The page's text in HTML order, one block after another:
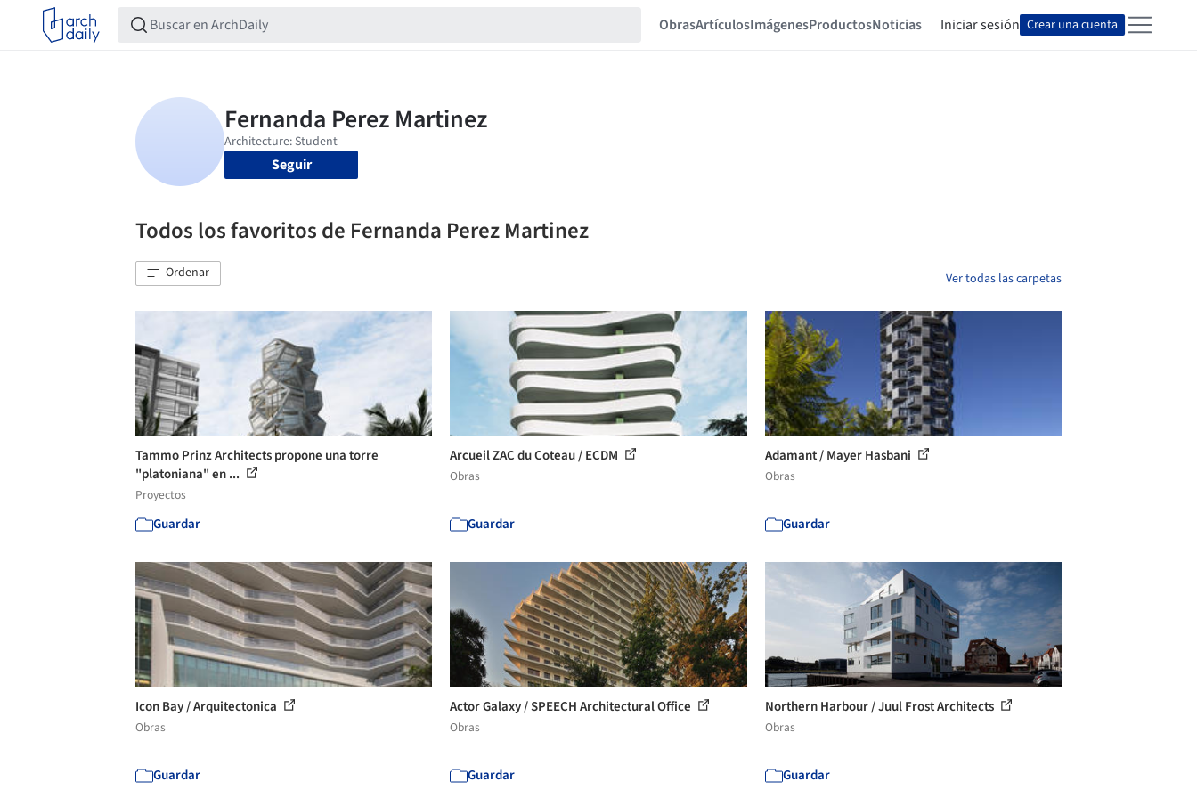
ObrasArtículosImágenesProductosNoticias Iniciar sesión Crear una cuenta
Seguir
Todos los favoritos de Fernanda Perez Martinez
Ordenar Ver todas las carpetas
Tammo Prinz Architects propone una torre
"platoniana" en ...
Proyectos
Guardar
Arcueil ZAC du Coteau / ECDM
Obras
Guardar
Adamant / Mayer Hasbani
Obras
Guardar
Icon Bay / Arquitectonica
Obras
Guardar
Actor Galaxy / SPEECH Architectural Office
Obras
Guardar
Northern Harbour / Juul Frost Architects
Obras
Guardar